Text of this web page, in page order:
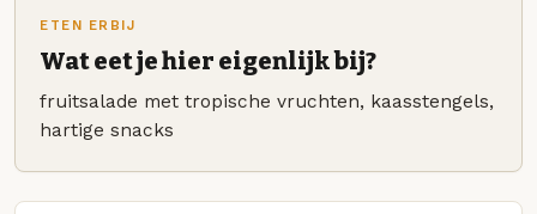
ETEN ERBIJ
Wat eet je hier eigenlijk bij?
fruitsalade met tropische vruchten, kaasstengels,
hartige snacks